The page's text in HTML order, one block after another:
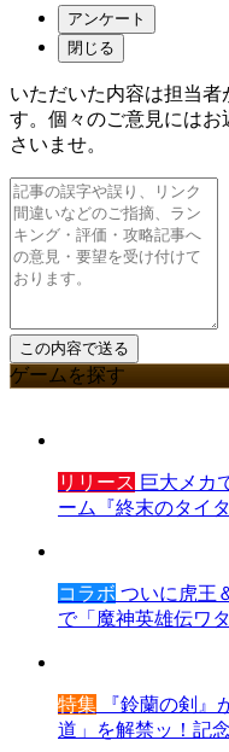
アンケート
閉じる
いただいた内容は担当者
す。個々のご意見には
さいませ。
ゲームを探す
リリース 巨大メカ
ーム『終末のタイ
コラボ ついに虎王
で「魔神英雄伝ワ
特集 『鈴蘭の剣』
道」を解禁ッ！記